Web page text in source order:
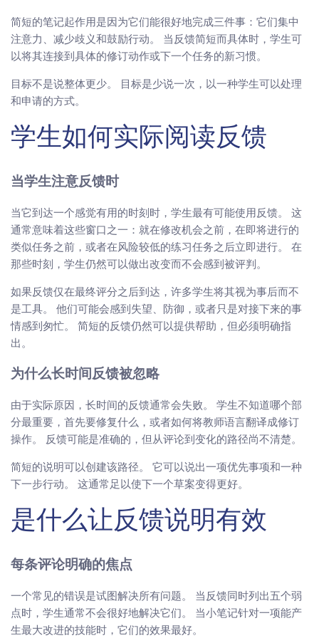
简短的笔记起作用是因为它们能很好地完成三件事：它们集中
注意力、减少歧义和鼓励行动。 当反馈简短而具体时，学生可
以将其连接到具体的修订动作或下一个任务的新习惯。
目标不是说整体更少。 目标是少说一次，以一种学生可以处理
和申请的方式。
学生如何实际阅读反馈
当学生注意反馈时
当它到达一个感觉有用的时刻时，学生最有可能使用反馈。 这
通常意味着这些窗口之一：就在修改机会之前，在即将进行的
类似任务之前，或者在风险较低的练习任务之后立即进行。 在
那些时刻，学生仍然可以做出改变而不会感到被评判。
如果反馈仅在最终评分之后到达，许多学生将其视为事后而不
是工具。 他们可能会感到失望、防御，或者只是对接下来的事
情感到匆忙。 简短的反馈仍然可以提供帮助，但必须明确指
出。
为什么长时间反馈被忽略
由于实际原因，长时间的反馈通常会失败。 学生不知道哪个部
分最重要，首先要修复什么，或者如何将教师语言翻译成修订
操作。 反馈可能是准确的，但从评论到变化的路径尚不清楚。
简短的说明可以创建该路径。 它可以说出一项优先事项和一种
下一步行动。 这通常足以使下一个草案变得更好。
是什么让反馈说明有效
每条评论明确的焦点
一个常见的错误是试图解决所有问题。 当反馈同时列出五个弱
点时，学生通常不会很好地解决它们。 当小笔记针对一项能产
生最大改进的技能时，它们的效果最好。